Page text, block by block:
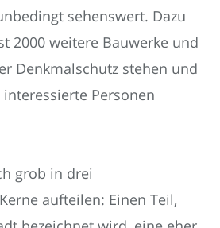
sehenswert. Dazu
2000 weitere Bauwerke und
Denkmalschutz stehen und
Personen
grob in drei
aufteilen: Einen Teil,